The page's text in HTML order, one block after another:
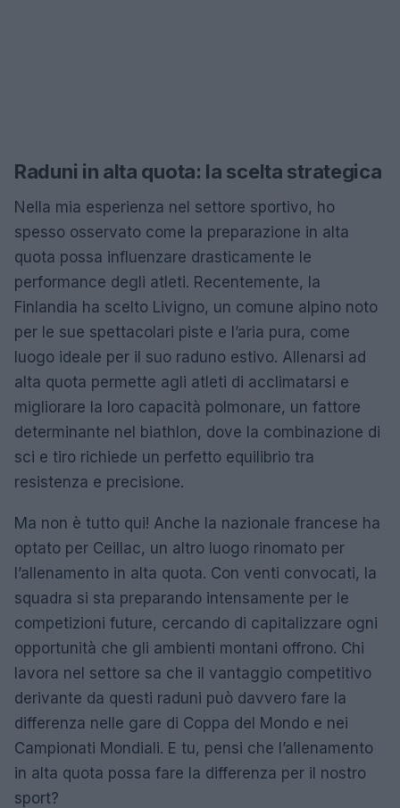
Raduni in alta quota: la scelta strategica
Nella mia esperienza nel settore sportivo, ho
spesso osservato come la preparazione in alta
quota possa influenzare drasticamente le
performance degli atleti. Recentemente, la
Finlandia ha scelto Livigno, un comune alpino noto
per le sue spettacolari piste e l’aria pura, come
luogo ideale per il suo raduno estivo. Allenarsi ad
alta quota permette agli atleti di acclimatarsi e
migliorare la loro capacità polmonare, un fattore
determinante nel biathlon, dove la combinazione di
sci e tiro richiede un perfetto equilibrio tra
resistenza e precisione.
Ma non è tutto qui! Anche la nazionale francese ha
optato per Ceillac, un altro luogo rinomato per
l’allenamento in alta quota. Con venti convocati, la
squadra si sta preparando intensamente per le
competizioni future, cercando di capitalizzare ogni
opportunità che gli ambienti montani offrono. Chi
lavora nel settore sa che il vantaggio competitivo
derivante da questi raduni può davvero fare la
differenza nelle gare di Coppa del Mondo e nei
Campionati Mondiali. E tu, pensi che l’allenamento
in alta quota possa fare la differenza per il nostro
sport?